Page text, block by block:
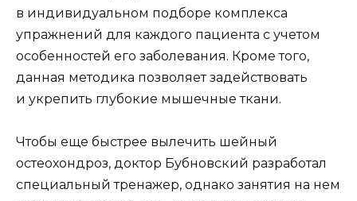
в индивидуальном подборе комплекса
упражнений для каждого пациента с учетом
особенностей его заболевания. Кроме того,
данная методика позволяет задействовать
и укрепить глубокие мышечные ткани.
Чтобы еще быстрее вылечить шейный
остеохондроз, доктор Бубновский разработал
специальный тренажер, однако занятия на нем